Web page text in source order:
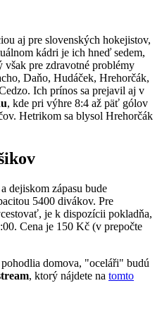
aj pre slovenských hokejistov,
kádri je ich hneď sedem,
pre zdravotné problémy
Daňo, Hudáček, Hrehorčák,
Ich prínos sa prejavil aj v
, kde pri výhre 8:4 až päť gólov
Hetrikom sa blysol Hrehorčák
dejiskom zápasu bude
5400 divákov. Pre
je k dispozícii pokladňa,
Cena je 150 Kč (v prepočte
domova, "oceláři" budú
, ktorý nájdete na tomto